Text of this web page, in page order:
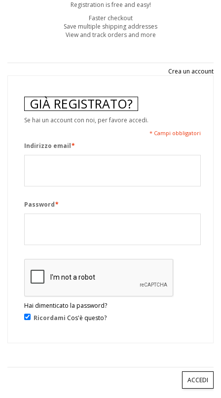
Registration is free and easy!
Faster checkout
Save multiple shipping addresses
View and track orders and more
Crea un account
GIÀ REGISTRATO?
Se hai un account con noi, per favore accedi.
* Campi obbligatori
*
Indirizzo email
*
Password
Hai dimenticato la password?
Ricordami Cos'è questo?
ACCEDI